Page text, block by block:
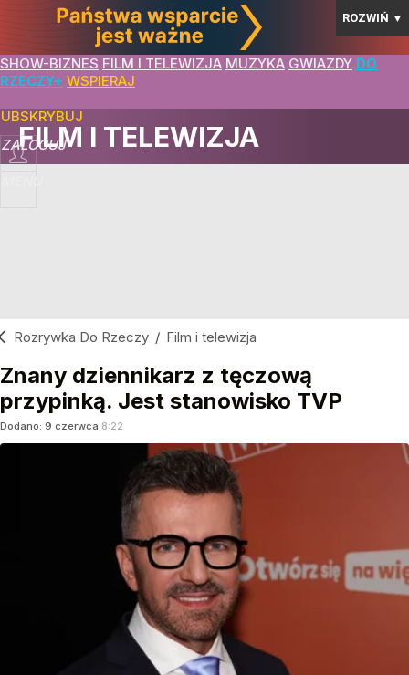
ROZWIŃ ▼
SHOW-BIZNES FILM I TELEWIZJA MUZYKA GWIAZDY DO
RZECZY+ WSPIERAJ
ZALOGUJ
FILM I TELEWIZJA
Rozrywka Do Rzeczy / Film i telewizja
Znany dziennikarz z tęczową
przypinką. Jest stanowisko TVP
Dodano: 9 czerwca 8:22